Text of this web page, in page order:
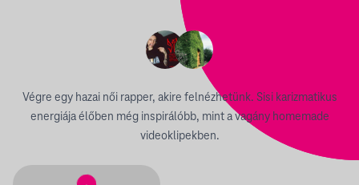
Végre egy hazai női rapper, akire felnézhetünk. Sisi karizmatikus
energiája élőben még inspirálóbb, mint a vagány homemade
videoklipekben.